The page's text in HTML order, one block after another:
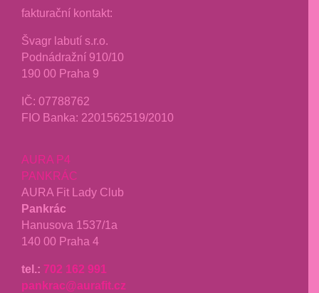
fakturační kontakt:
Švagr labutí s.r.o.
Podnádražní 910/10
190 00 Praha 9
IČ: 07788762
FIO Banka: 2201562519/2010
AURA P4
PANKRÁC
AURA Fit Lady Club
Pankrác
Hanusova 1537/1a
140 00 Praha 4
tel.: 702 162 991
pankrac@aurafit.cz